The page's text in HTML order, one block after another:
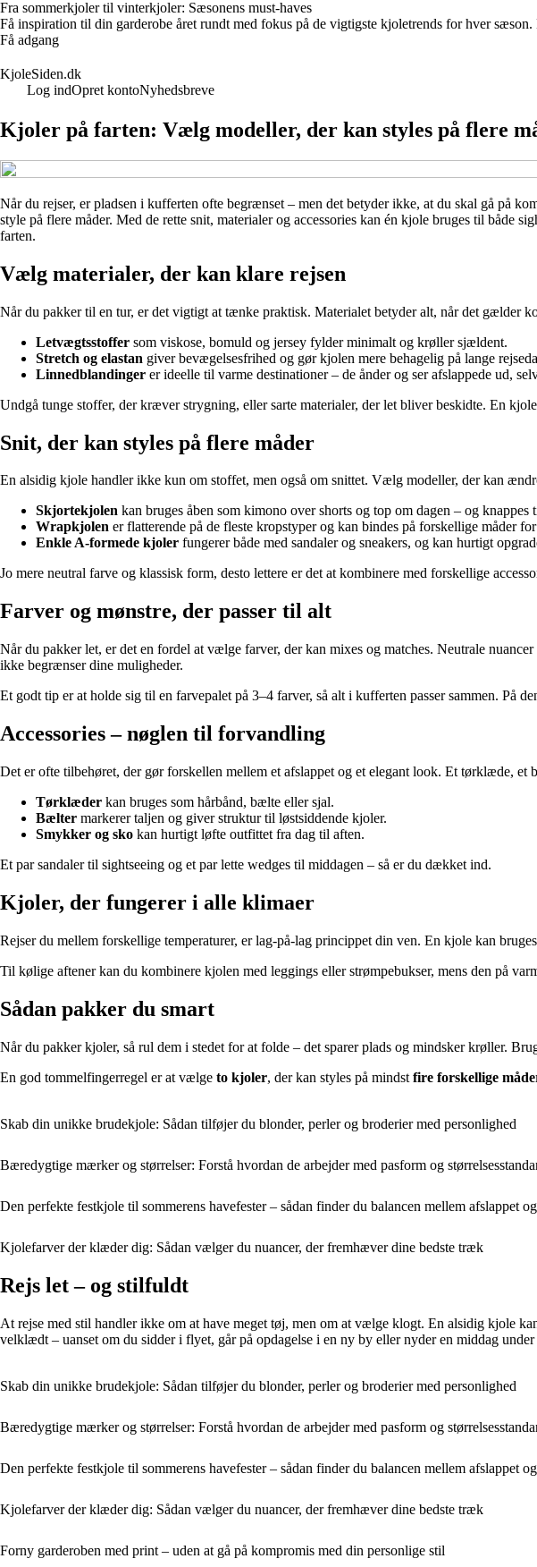
Fra sommerkjoler til vinterkjoler: Sæsonens must-haves
Få inspiration til din garderobe året rundt med fokus på de vigtigste kjoletrends for hver
Få adgang
KjoleSiden.dk
Log indOpret kontoNyhedsbreve
Kjoler på farten: Vælg modeller, der kan styles på flere
Når du rejser, er pladsen i kufferten ofte begrænset – men det betyder ikke, at du skal gå på
style på flere måder. Med de rette snit, materialer og accessories kan én kjole bruges til
farten.
Vælg materialer, der kan klare rejsen
Når du pakker til en tur, er det vigtigt at tænke praktisk. Materialet betyder alt, når det gælder
Letvægtsstoffer som viskose, bomuld og jersey fylder minimalt og krøller sjældent.
Stretch og elastan giver bevægelsesfrihed og gør kjolen mere behagelig på lange
Linnedblandinger er ideelle til varme destinationer – de ånder og ser afslappede ud,
Undgå tunge stoffer, der kræver strygning, eller sarte materialer, der let bliver beskidte. En
Snit, der kan styles på flere måder
En alsidig kjole handler ikke kun om stoffet, men også om snittet. Vælg modeller, der kan
Skjortekjolen kan bruges åben som kimono over shorts og top om dagen – og knappes
Wrapkjolen er flatterende på de fleste kropstyper og kan bindes på forskellige måder
Enkle A-formede kjoler fungerer både med sandaler og sneakers, og kan hurtigt
Jo mere neutral farve og klassisk form, desto lettere er det at kombinere med forskellige
Farver og mønstre, der passer til alt
Når du pakker let, er det en fordel at vælge farver, der kan mixes og matches. Neutrale
ikke begrænser dine muligheder.
Et godt tip er at holde sig til en farvepalet på 3–4 farver, så alt i kufferten passer sammen. På
Accessories – nøglen til forvandling
Det er ofte tilbehøret, der gør forskellen mellem et afslappet og et elegant look. Et tørklæde,
Tørklæder kan bruges som hårbånd, bælte eller sjal.
Bælter markerer taljen og giver struktur til løstsiddende kjoler.
Smykker og sko kan hurtigt løfte outfittet fra dag til aften.
Et par sandaler til sightseeing og et par lette wedges til middagen – så er du dækket ind.
Kjoler, der fungerer i alle klimaer
Rejser du mellem forskellige temperaturer, er lag-på-lag princippet din ven. En kjole kan
Til kølige aftener kan du kombinere kjolen med leggings eller strømpebukser, mens den på
Sådan pakker du smart
Når du pakker kjoler, så rul dem i stedet for at folde – det sparer plads og mindsker krøller.
En god tommelfingerregel er at vælge to kjoler, der kan styles på mindst fire forskellige
Skab din unikke brudekjole: Sådan tilføjer du blonder, perler og broderier med personlighed
Bæredygtige mærker og størrelser: Forstå hvordan de arbejder med pasform og
Den perfekte festkjole til sommerens havefester – sådan finder du balancen mellem afslappet
Kjolefarver der klæder dig: Sådan vælger du nuancer, der fremhæver dine bedste træk
Rejs let – og stilfuldt
At rejse med stil handler ikke om at have meget tøj, men om at vælge klogt. En alsidig kjole
velklædt – uanset om du sidder i flyet, går på opdagelse i en ny by eller nyder en middag under
Skab din unikke brudekjole: Sådan tilføjer du blonder, perler og broderier med personlighed
Bæredygtige mærker og størrelser: Forstå hvordan de arbejder med pasform og
Den perfekte festkjole til sommerens havefester – sådan finder du balancen mellem afslappet
Kjolefarver der klæder dig: Sådan vælger du nuancer, der fremhæver dine bedste træk
Forny garderoben med print – uden at gå på kompromis med din personlige stil